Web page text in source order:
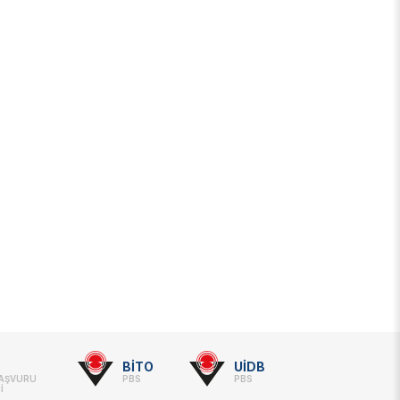
BİTO
PBS
UİDB
PBS